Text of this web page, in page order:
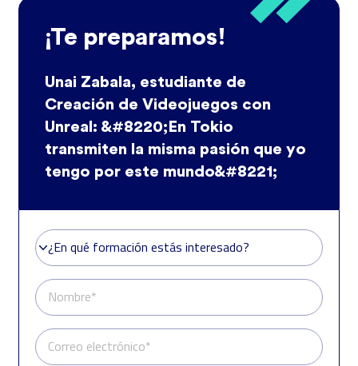
¡Te preparamos!
Unai Zabala, estudiante de
Creación de Videojuegos con
Unreal: &#8220;En Tokio
transmiten la misma pasión que yo
tengo por este mundo&#8221;
¿En qué formación estás interesado?
¿En qué formación estás interesado?
Nombre*
Correo electrónico*